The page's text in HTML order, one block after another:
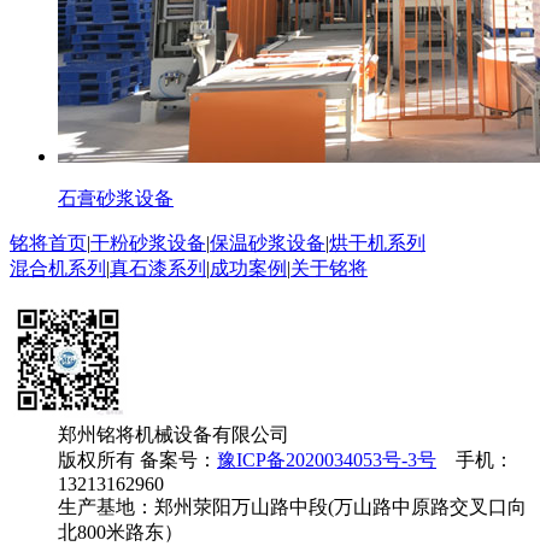
石膏砂浆设备
铭将首页|干粉砂浆设备|保温砂浆设备|烘干机系列
混合机系列 |真石漆系列 |成功案例 |关于铭将
郑州铭将机械设备有限公司
版权所有 备案号： 豫ICP备2020034053号-3号 手机：
13213162960
生产基地：郑州荥阳万山路中段(万山路中原路交叉口向
北800米路东）